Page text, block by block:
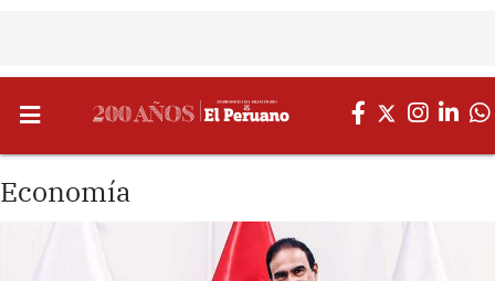
Economía